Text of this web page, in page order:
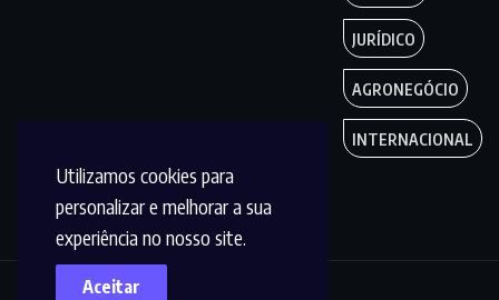
Utilizamos cookies para
personalizar e melhorar a sua
experiência no nosso site.
Aceitar
JURÍDICO
AGRONEGÓCIO
INTERNACIONAL